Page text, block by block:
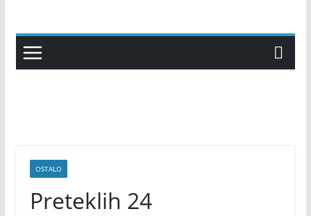
content
OSTALO
Preteklih 24